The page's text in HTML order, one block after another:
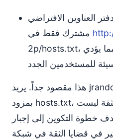
دفتر العناوين الافتراضي
2p/hosts.txt، والذي نادراً ما يتم تحديثه، مما يؤدي
هذا مقصود جداً. يريد jrandom من المستخدم أن “يثق”
بمزود hosts.txt، وكما يحب أن يقول، “الثقة ليست
خطوة التكوين إلى إجبار
في قضايا الثقة في شبكة